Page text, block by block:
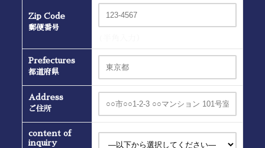
Zip Code
郵便番号
Prefectures
都道府県
Address
ご住所
content of
inquiry